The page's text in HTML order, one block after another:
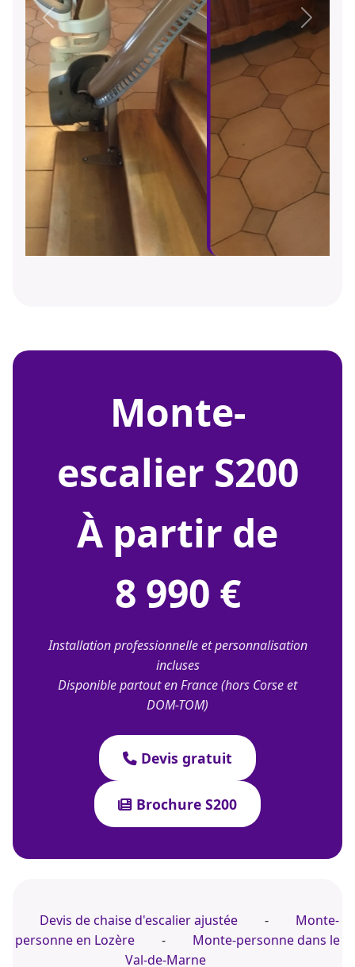
Précédent Suivant
monte-
escalier S200
À partir de
8 990 €
Installation professionnelle et personnalisation
incluses
Disponible partout en France (hors Corse et
DOM-TOM)
Devis gratuit
Brochure S200
Devis de chaise d'escalier ajustée -
Monte-
personne en Lozère
-
Monte-personne dans le
Val-de-Marne